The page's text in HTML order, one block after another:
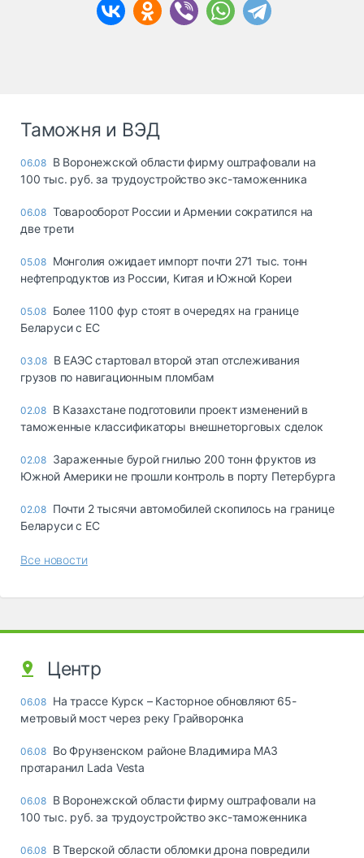
Таможня и ВЭД
06.08 В Воронежской области фирму оштрафовали на
100 тыс. руб. за трудоустройство экс-таможенника
06.08 Товарооборот России и Армении сократился на
две трети
05.08 Монголия ожидает импорт почти 271 тыс. тонн
нефтепродуктов из России, Китая и Южной Кореи
05.08 Более 1100 фур стоят в очередях на границе
Беларуси с ЕС
03.08 В ЕАЭС стартовал второй этап отслеживания
грузов по навигационным пломбам
02.08 В Казахстане подготовили проект изменений в
таможенные классификаторы внешнеторговых сделок
02.08 Зараженные бурой гнилью 200 тонн фруктов из
Южной Америки не прошли контроль в порту Петербурга
02.08 Почти 2 тысячи автомобилей скопилось на границе
Беларуси с ЕС
Все новости
Центр
06.08 На трассе Курск – Касторное обновляют 65-
метровый мост через реку Грайворонка
06.08 Во Фрунзенском районе Владимира МАЗ
протаранил Lada Vesta
06.08 В Воронежской области фирму оштрафовали на
100 тыс. руб. за трудоустройство экс-таможенника
06.08 В Тверской области обломки дрона повредили